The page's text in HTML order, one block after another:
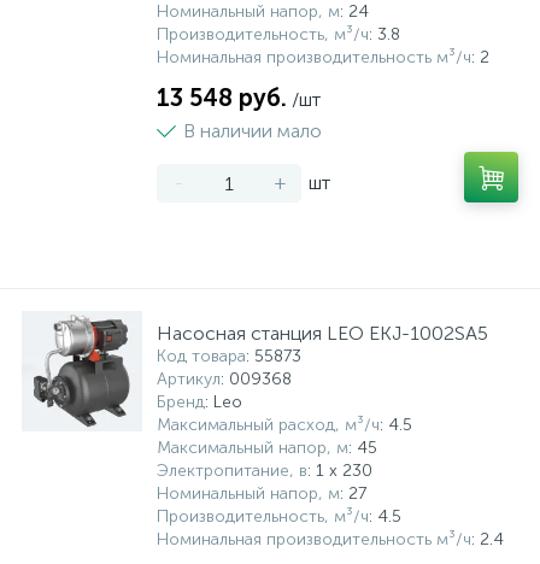
Номинальный напор, м: 24
Производительность, м³/ч: 3.8
Номинальная производительность м³/ч: 2
13 548 руб. /шт
В наличии мало
- + шт
Насосная станция LEO EKJ-1002SA5
Код товара: 55873
Артикул: 009368
Бренд: Leo
Максимальный расход, м³/ч: 4.5
Максимальный напор, м: 45
Электропитание, в: 1 x 230
Номинальный напор, м: 27
Производительность, м³/ч: 4.5
Номинальная производительность м³/ч: 2.4